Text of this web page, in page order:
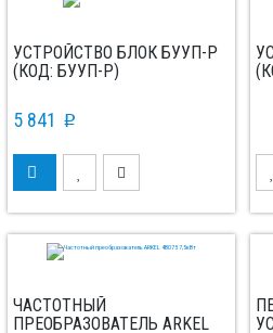
УСТРОЙСТВО БЛОК БУУП-Р
(КОД: БУУП-Р)
5 841 p
ЧАСТОТНЫЙ
ПРЕОБРАЗОВАТЕЛЬ ARKEL